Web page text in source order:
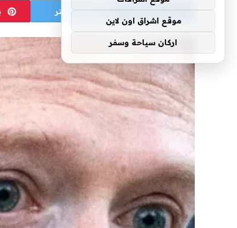
تويتر
موقع اشراق اون لاين
اركان سياحة وسفر